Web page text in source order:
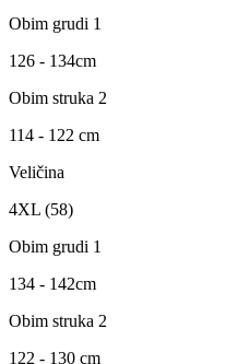
Obim grudi 1
126 - 134cm
Obim struka 2
114 - 122 cm
Veličina
4XL (58)
Obim grudi 1
134 - 142cm
Obim struka 2
122 - 130 cm